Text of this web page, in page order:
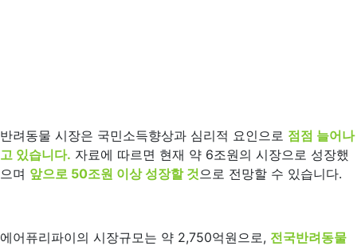
반려동물 시장은 국민소득향상과 심리적 요인으로 점점 늘어나
고 있습니다. 자료에 따르면 현재 약 6조원의 시장으로 성장했
으며 앞으로 50조원 이상 성장할 것으로 전망할 수 있습니다.
에어퓨리파이의 시장규모는 약 2,750억원으로, 전국반려동물